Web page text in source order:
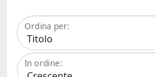
Ordina per:
In ordine: